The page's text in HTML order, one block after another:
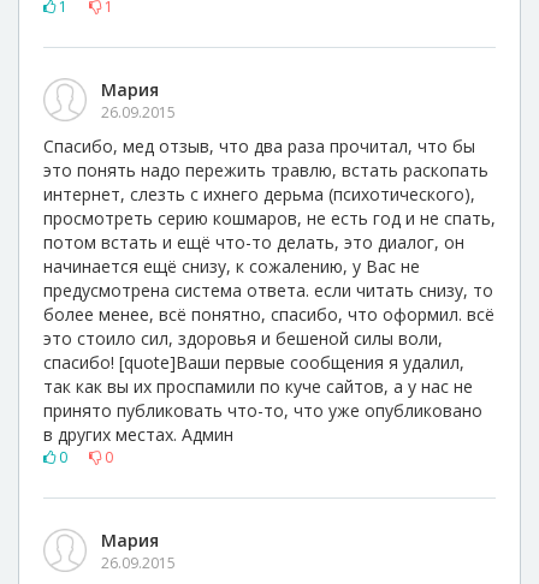
1 1
Мария
26.09.2015
Спасибо, мед отзыв, что два раза прочитал, что бы
это понять надо пережить травлю, встать раскопать
интернет, слезть с ихнего дерьма (психотического),
просмотреть серию кошмаров, не есть год и не спать,
потом встать и ещё что-то делать, это диалог, он
начинается ещё снизу, к сожалению, у Вас не
предусмотрена система ответа. если читать снизу, то
более менее, всё понятно, спасибо, что оформил. всё
это стоило сил, здоровья и бешеной силы воли,
спасибо! [quote]Ваши первые сообщения я удалил,
так как вы их проспамили по куче сайтов, а у нас не
принято публиковать что-то, что уже опубликовано
в других местах. Админ
0 0
Мария
26.09.2015